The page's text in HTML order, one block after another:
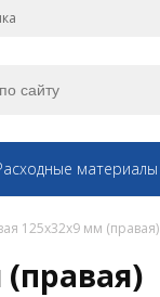
материалы
125х32х9 мм (правая)